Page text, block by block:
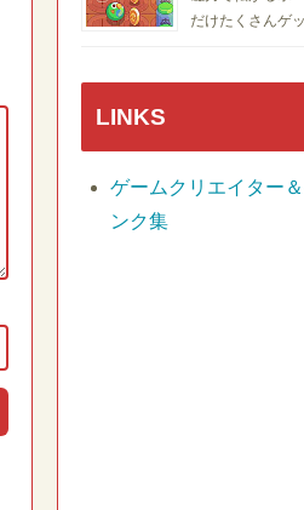
だけたくさんゲ
LINKS
ゲームクリエイター
ンク集